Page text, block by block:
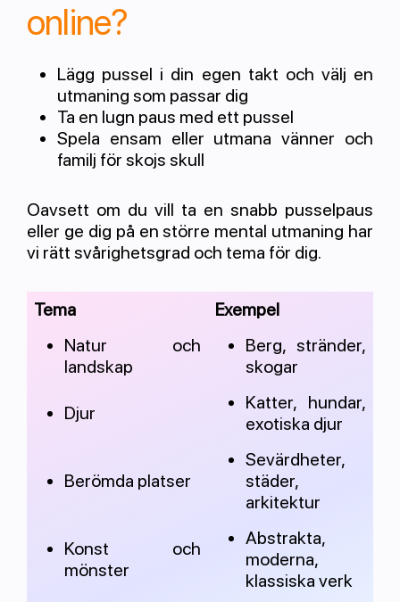
online?
Lägg pussel i din egen takt och välj en
utmaning som passar dig
Ta en lugn paus med ett pussel
Spela ensam eller utmana vänner och
familj för skojs skull
Oavsett om du vill ta en snabb pusselpaus
eller ge dig på en större mental utmaning har
vi rätt svårighetsgrad och tema för dig.
Tema
Exempel
Natur och
landskap
Berg, stränder,
skogar
Djur
Katter, hundar,
exotiska djur
Berömda platser
Sevärdheter,
städer,
arkitektur
Konst och
mönster
Abstrakta,
moderna,
klassiska verk